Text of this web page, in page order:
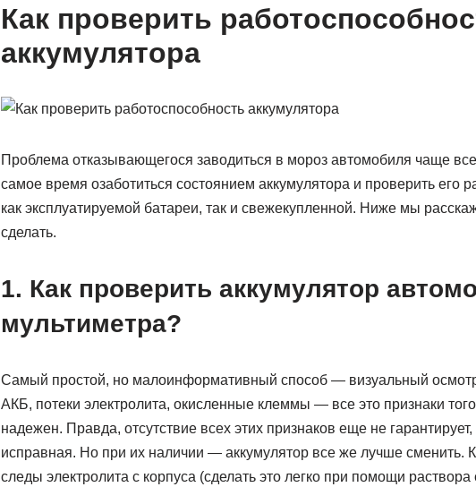
Как проверить
аккумулятора
Проблема отказывающегося заводиться в мороз автомобиля чаще
самое время озаботиться состоянием аккумулятора и проверить его
как эксплуатируемой батареи, так и свежекупленной. Ниже мы
сделать.
1. Как проверить аккумулятор
мультиметра?
Самый простой, но малоинформативный способ — визуальный
АКБ, потеки электролита, окисленные клеммы — все это признаки
надежен. Правда, отсутствие всех этих признаков еще не
исправная. Но при их наличии — аккумулятор все же лучше сменить.
следы электролита с корпуса (сделать это легко при помощи